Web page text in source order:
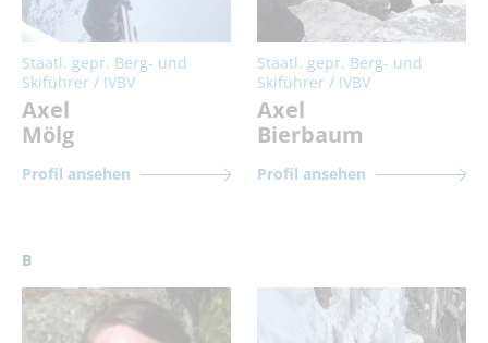
Staatl. gepr. Berg- und
Skiführer / IVBV
Axel
Mölg
Profil ansehen
Staatl. gepr. Berg- und
Skiführer / IVBV
Axel
Bierbaum
Profil ansehen
B